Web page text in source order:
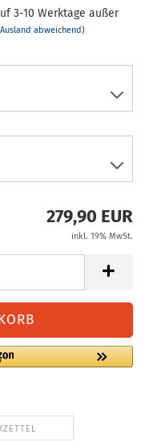
3-10 Werktage außer
abweichend)
279,90 EUR
inkl. 19% MwSt.